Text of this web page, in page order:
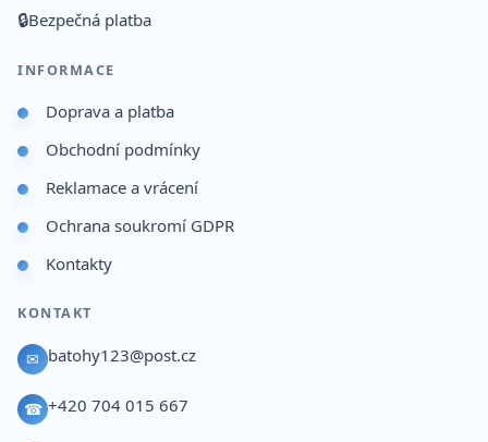
🔒Bezpečná platba
INFORMACE
Doprava a platba
Obchodní podmínky
Reklamace a vrácení
Ochrana soukromí GDPR
Kontakty
KONTAKT
✉ batohy123@post.cz
☎ +420 704 015 667